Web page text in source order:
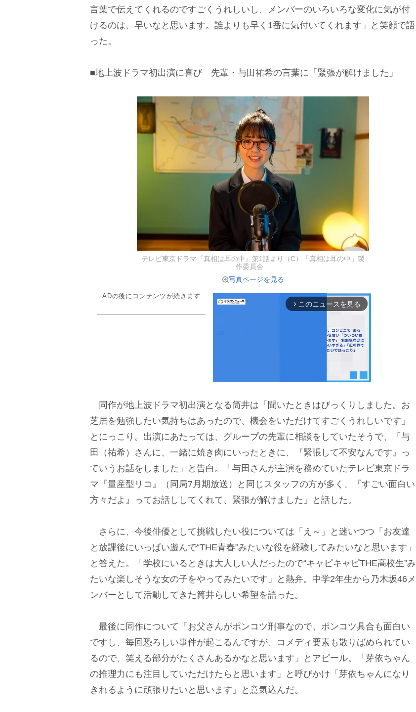
言葉で伝えてくれるのですごくうれしいし、メンバーのいろいろな変化に気が付
けるのは、早いなと思います。誰よりも早く1番に気付いてくれます」と笑顔で語
った。
■地上波ドラマ初出演に喜び 先輩・与田祐希の言葉に「緊張が解けました」
テレビ東京ドラマ『真相は耳の中』第1話より（C）「真相は耳の中」製
作委員会
写真ページを見る
ADの後にコンテンツが続きます
arrow_forward_ios このニュースを見る
M
u
e
同作が地上波ドラマ初出演となる筒井は「聞いたときはびっくりしました。お
芝居を勉強したい気持ちはあったので、機会をいただけてすごくうれしいです」
とにっこり。出演にあたっては、グループの先輩に相談をしていたそうで、「与
田（祐希）さんに、一緒に焼き肉にいったときに、『緊張して不安なんです』っ
ていうお話をしました」と告白。「与田さんが主演を務めていたテレビ東京ドラ
マ『量産型リコ』（同局7月期放送）と同じスタッフの方が多く、『すごい面白い
方々だよ』ってお話ししてくれて、緊張が解けました」と話した。
さらに、今後俳優として挑戦したい役については「え～」と迷いつつ「お友達
と放課後にいっぱい遊んで“THE青春”みたいな役を経験してみたいなと思います」
と答えた。「学校にいるときは大人しい人だったので“キャピキャピTHE高校生”み
たいな楽しそうな女の子をやってみたいです」と熱弁。中学2年生から乃木坂46メ
ンバーとして活動してきた筒井らしい希望を語った。
最後に同作について「お父さんがポンコツ刑事なので、ポンコツ具合も面白い
ですし、毎回恐ろしい事件が起こるんですが、コメディ要素も散りばめられてい
るので、笑える部分がたくさんあるかなと思います」とアピール。「芽依ちゃん
の推理力にも注目していただけたらと思います」と呼びかけ「芽依ちゃんになり
きれるように頑張りたいと思います」と意気込んだ。